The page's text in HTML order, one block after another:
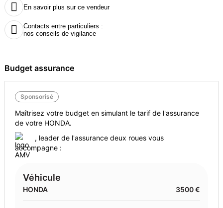
 En savoir plus sur ce vendeur

Contacts entre particuliers :
nos conseils de vigilance
Budget assurance
Sponsorisé
Maîtrisez votre budget en simulant le tarif de l'assurance
de votre HONDA.
, leader de l'assurance deux roues vous
accompagne :
Véhicule
HONDA 3500 €